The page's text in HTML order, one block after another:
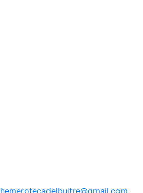
hemerotecadelbuitre@gmail.com